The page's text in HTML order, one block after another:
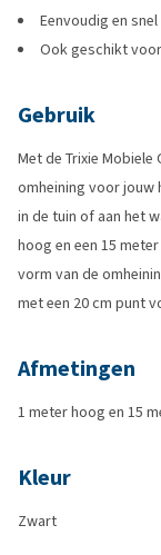
Eenvoudig en
Ook geschikt
Gebruik
Met de Trixie
omheining voor jouw
in de tuin of aan het
hoog en een 15
vorm van de
met een 20 cm punt
Afmetingen
1 meter hoog en 15
Kleur
Zwart